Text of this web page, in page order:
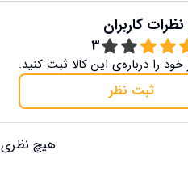
نظرات کاربران
3
را درباره‌ی این کالا ثبت کنید.
ثبت نظر
هیچ نظری